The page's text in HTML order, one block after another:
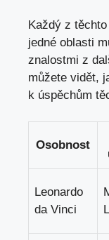
Každý z
jedné‌ oblasti
znalostmi z
můžete vidět,
k úspěchům
Osobnost
Leonardo
da Vinci